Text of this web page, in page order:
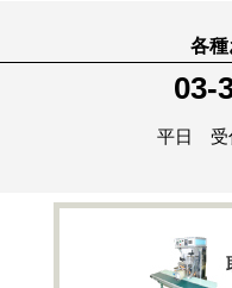
各
03-
平日 受